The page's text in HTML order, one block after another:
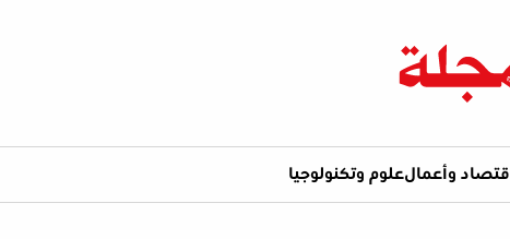
اقتصاد وأعمالعلوم وتكنولوجيا